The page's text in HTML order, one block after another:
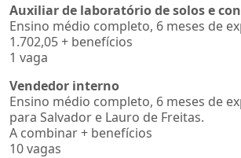
Auxiliar de laboratório de solos e
Ensino médio completo, 6 meses de
1.702,05 + benefícios
1 vaga
Vendedor interno
Ensino médio completo, 6 meses de
para Salvador e Lauro de Freitas.
A combinar + benefícios
10 vagas